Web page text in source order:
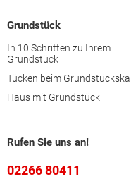
Grundstück
In 10 Schritten zu Ihrem
Grundstück
Tücken beim
Haus mit Grundstück
Rufen Sie uns an!
02266 80411